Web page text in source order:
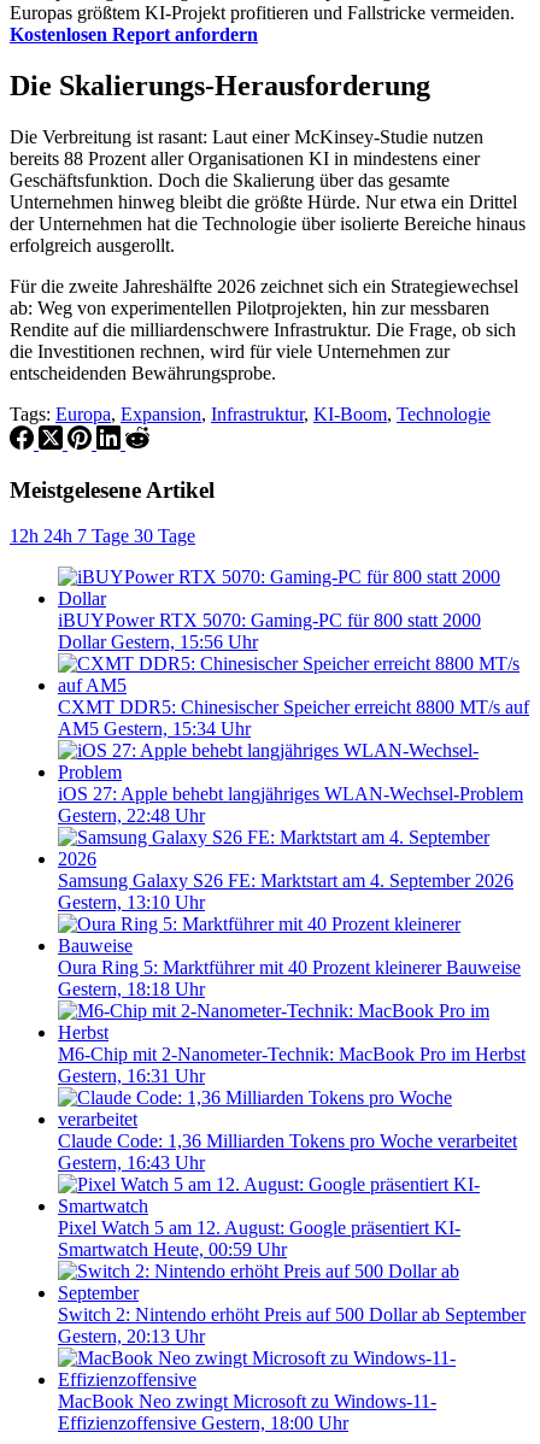
Europas größtem KI-Projekt profitieren und Fallstricke vermeiden.
Kostenlosen Report anfordern
Die Skalierungs-Herausforderung
Die Verbreitung ist rasant: Laut einer McKinsey-Studie nutzen
bereits 88 Prozent aller Organisationen KI in mindestens einer
Geschäftsfunktion. Doch die Skalierung über das gesamte
Unternehmen hinweg bleibt die größte Hürde. Nur etwa ein Drittel
der Unternehmen hat die Technologie über isolierte Bereiche hinaus
erfolgreich ausgerollt.
Für die zweite Jahreshälfte 2026 zeichnet sich ein Strategiewechsel
ab: Weg von experimentellen Pilotprojekten, hin zur messbaren
Rendite auf die milliardenschwere Infrastruktur. Die Frage, ob sich
die Investitionen rechnen, wird für viele Unternehmen zur
entscheidenden Bewährungsprobe.
Tags: Europa, Expansion, Infrastruktur, KI-Boom, Technologie
Meistgelesene Artikel
12h 24h 7 Tage 30 Tage
iBUYPower RTX 5070: Gaming-PC für 800 statt 2000
Dollar Gestern, 15:56 Uhr
CXMT DDR5: Chinesischer Speicher erreicht 8800 MT/s auf
AM5 Gestern, 15:34 Uhr
iOS 27: Apple behebt langjähriges WLAN-Wechsel-Problem
Gestern, 22:48 Uhr
Samsung Galaxy S26 FE: Marktstart am 4. September 2026
Gestern, 13:10 Uhr
Oura Ring 5: Marktführer mit 40 Prozent kleinerer Bauweise
Gestern, 18:18 Uhr
M6-Chip mit 2-Nanometer-Technik: MacBook Pro im Herbst
Gestern, 16:31 Uhr
Claude Code: 1,36 Milliarden Tokens pro Woche verarbeitet
Gestern, 16:43 Uhr
Pixel Watch 5 am 12. August: Google präsentiert KI-
Smartwatch Heute, 00:59 Uhr
Switch 2: Nintendo erhöht Preis auf 500 Dollar ab September
Gestern, 20:13 Uhr
MacBook Neo zwingt Microsoft zu Windows-11-
Effizienzoffensive Gestern, 18:00 Uhr